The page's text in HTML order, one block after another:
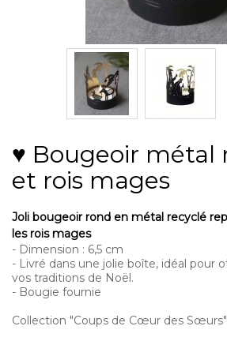
♥ Bougeoir métal
et rois mages
Joli bougeoir rond en métal recyclé
les rois mages
- Dimension : 6,5 cm
- Livré dans une jolie boîte, idéal pour
vos traditions de Noël.
- Bougie fournie
Collection "Coups de Cœur des Sœurs"